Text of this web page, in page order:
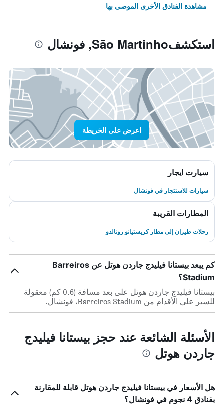
مشاهدة الفنادق الأخرى الموصى بها
استكشفSão Martinho, فونشال
اعرض على الخريطة
سيارت ايجار
سيارات للاستئجار في فونشال
المطارات القريبة
رحلات طيران إلى مطار كريستيانو رونالدو
كم يبعد بيستانا فيليدج جاردن هوتل عن Barreiros
Stadium؟
بيستانا فيليدج جاردن هوتل على بعد مسافة (0.6 كم) معقولة
للسير على الأقدام من Barreiros Stadium، فونشال.
الأسئلة الشائعة عند حجز بيستانا فيليدج
جاردن هوتل
هل الأسعار في بيستانا فيليدج جاردن هوتل قابلة للمقارنة
بفنادق 4 نجوم في فونشال؟